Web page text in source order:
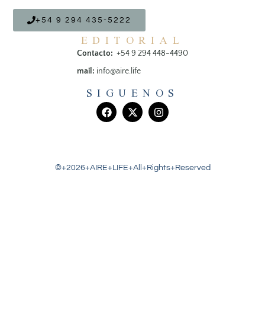
+54 9 294 435-5222
EDITORIAL
Contacto: +54 9 294 448-4490
mail: info@aire.life
SIGUENOS
©+2026+AIRE+LIFE+All+Rights+Reserved